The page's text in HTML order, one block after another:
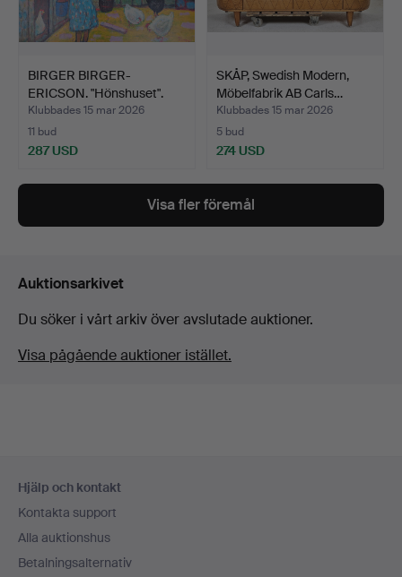
BIRGER BIRGER-
ERICSON. "Hönshuset".
Olja p…
Klubbades 15 mar 2026
11 bud
287 USD
SKÅP, Swedish Modern,
Möbelfabrik AB Carls…
Klubbades 15 mar 2026
5 bud
274 USD
Visa fler föremål
Auktionsarkivet
Du söker i vårt arkiv över avslutade auktioner.
Visa pågående auktioner istället.
Hjälp och kontakt
Kontakta support
Alla auktionshus
Betalningsalternativ